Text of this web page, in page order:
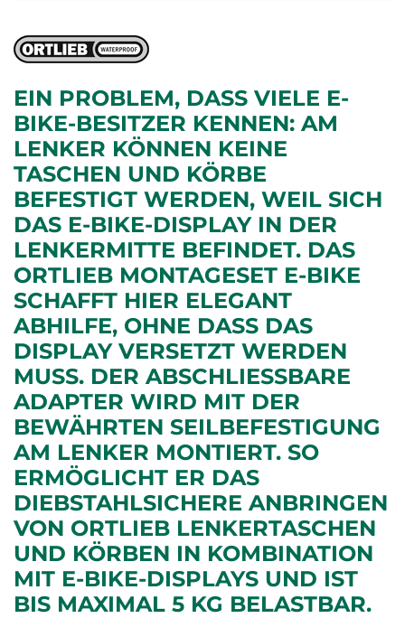
EIN PROBLEM, DASS VIELE E-
BIKE-BESITZER KENNEN: AM
LENKER KÖNNEN KEINE
TASCHEN UND KÖRBE
BEFESTIGT WERDEN, WEIL SICH
DAS E-BIKE-DISPLAY IN DER
LENKERMITTE BEFINDET. DAS
ORTLIEB MONTAGESET E-BIKE
SCHAFFT HIER ELEGANT
ABHILFE, OHNE DASS DAS
DISPLAY VERSETZT WERDEN
MUSS. DER ABSCHLIESSBARE A
DAPTER WIRD MIT DER B
EWÄHRTEN SEILBEFESTIGUNG A
M LENKER MONTIERT. SO E
RMÖGLICHT ER DAS D
IEBSTAHLSICHERE ANBRINGEN V
ON ORTLIEB LENKERTASCHEN U
ND KÖRBEN IN KOMBINATION M
IT E-BIKE-DISPLAYS UND IST B
IS MAXIMAL 5 KG BELASTBAR.